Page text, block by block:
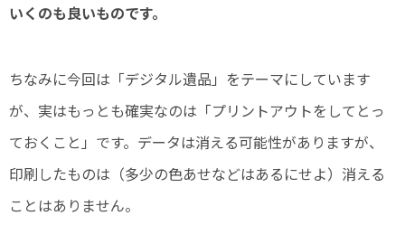
いくのも良いものです。
ちなみに今回は「デジタル遺品」をテーマにしています
が、実はもっとも確実なのは「プリントアウトをしてとっ
ておくこと」です。データは消える可能性がありますが、
印刷したものは（多少の色あせなどはあるにせよ）消える
ことはありません。